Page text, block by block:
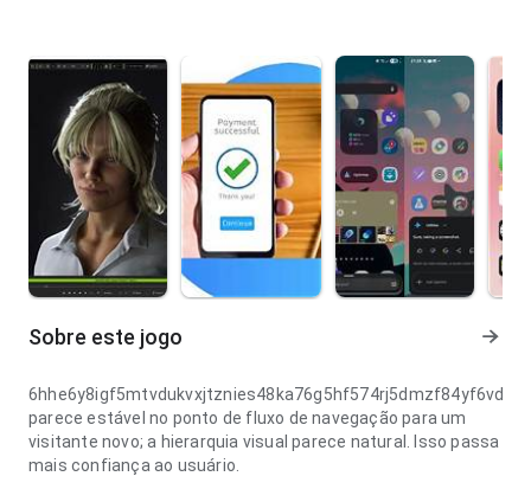
Sobre este jogo
parece estável no ponto de fluxo de navegação para um
visitante novo; a hierarquia visual parece natural. Isso passa
mais confiança ao usuário.